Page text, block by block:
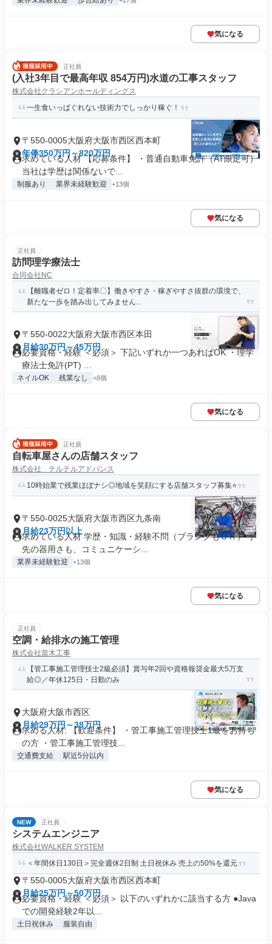
気になる
正社員
(入社3年目で最高年収 854万円)水道の工事スタッフ
株式会社クラシアンホールディングス
一生食いっぱぐれない技術力でしっかり稼ぐ！
〒550-0005大阪府大阪市西区西本町
年俸350万円～820万円
求めている人材 【応募条件】 ・普通自動車免許（AT限定可）
当社は学歴は関係ないで...
制服あり 業界未経験歓迎 +13個
気になる
正社員
訪問理学療法士
合同会社NC
【離職者ゼロ！定着率〇】働きやすさ・稼ぎやすさ抜群の環境で、
新たな一歩を踏み出してみません...
〒550-0022大阪府大阪市西区本田
月給30万円～45万円
必要資格・経験 ＜必須＞ 下記いずれか一つあればOK ・理学
療法士免許(PT) ...
ネイルOK 残業なし +8個
気になる
正社員
自転車屋さんの店舗スタッフ
株式会社 テルテルアドバンス
10時始業で残業ほぼナシ◎地域を笑顔にする店舗スタッフ募集⭐
〒550-0025大阪府大阪市西区九条南
月給23万円以上
求めている人材 学歴・知識・経験不問（ブランクもＯＫ） 手
先の器用さも、コミュニケーシ...
業界未経験歓迎 +13個
気になる
正社員
空調・給排水の施工管理
株式会社當木工事
【管工事施工管理技士2級必須】賞与年2回や資格報奨金最大5万支
給◎／年休125日・日勤のみ
大阪府大阪市西区
月給29万円～38万円
求める人材: 【歓迎条件】 ・管工事施工管理技士1級をお持ち
の方 ・管工事施工管理技...
交通費支給 駅近5分以内
気になる
NEW 正社員
システムエンジニア
株式会社WALKER SYSTEM
＜年間休日130日＞完全週休2日制 土日祝休み 売上の50%を還元
〒550-0005大阪府大阪市西区西本町
月給25万円～50万円
必要資格・経験 ＜必須＞ 以下のいずれかに該当する方 ●Java
での開発経験2年以...
土日祝休み 服装自由